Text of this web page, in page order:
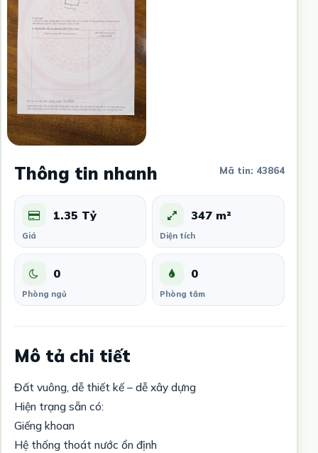
Thông tin nhanh Mã tin: 43864
1.35 Tỷ
Giá
347 m²
Diện tích
0
Phòng ngủ
0
Phòng tắm
Mô tả chi tiết
Đất vuông, dễ thiết kế – dễ xây dựng
Hiện trạng sẵn có:
Giếng khoan
Hệ thống thoát nước ổn định